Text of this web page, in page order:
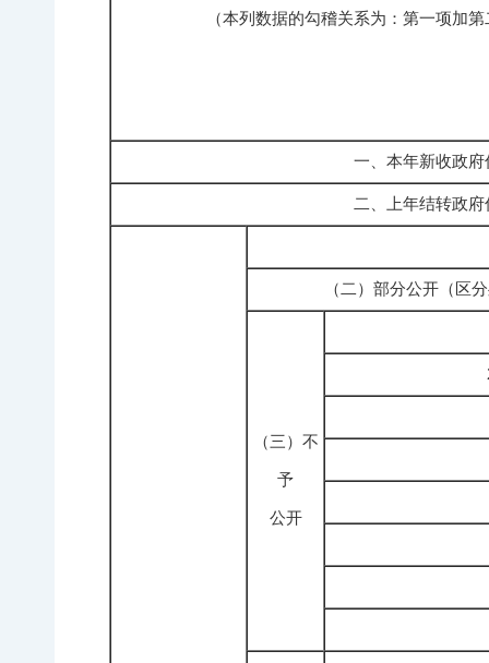
（本列数据的勾稽关系为：第一项加
一、本年新收政
二、上年结转政
（二）部分公开（区
（三）不
予
公开